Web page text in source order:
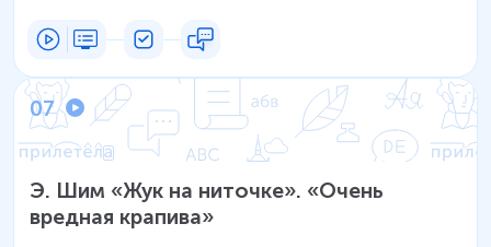
07
Э. Шим «Жук на ниточке». «Очень
вредная крапива»